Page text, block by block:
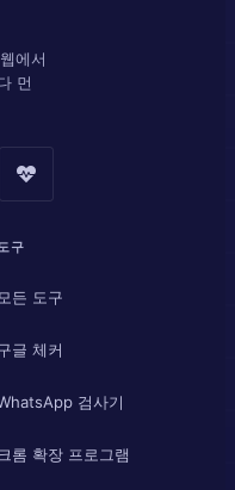
에서
먼
구
모든 도구
글 체커
검사기
크롬 확장 프로그램